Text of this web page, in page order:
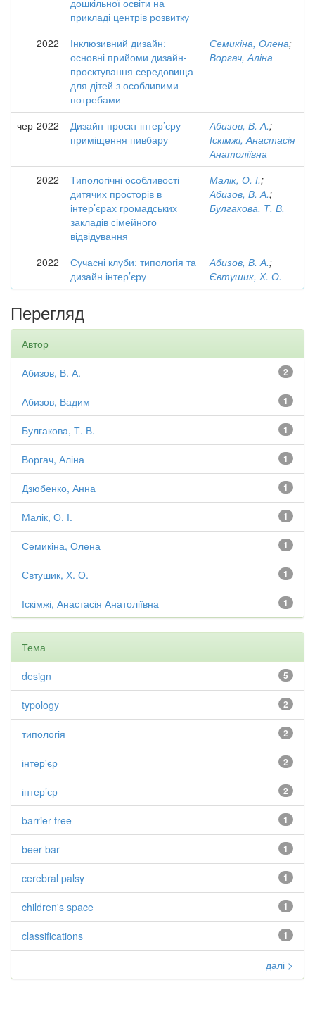
дошкільної освіти на
прикладі центрів розвитку
2022
Інклюзивний дизайн:
основні прийоми дизайн-
проєктування середовища
для дітей з особливими
потребами
Семикіна, Олена;
Воргач, Аліна
чер-2022
Дизайн-проєкт інтер’єру
приміщення пивбару
Абизов, В. А.;
Іскімжі, Анастасія
Анатоліївна
2022
Типологічні особливості
дитячих просторів в
інтер’єрах громадських
закладів сімейного
відвідування
Малік, О. І.;
Абизов, В. А.;
Булгакова, Т. В.
2022
Сучасні клуби: типологія та
дизайн інтер’єру
Абизов, В. А.;
Євтушик, Х. О.
Перегляд
Автор
2
Абизов, В. А.
1
Абизов, Вадим
1
Булгакова, Т. В.
1
Воргач, Аліна
1
Дзюбенко, Анна
1
Малік, О. І.
1
Семикіна, Олена
1
Євтушик, Х. О.
1
Іскімжі, Анастасія Анатоліївна
Тема
5
design
2
typology
2
типологія
2
інтер'єр
2
інтер’єр
1
barrier-free
1
beer bar
1
cerebral palsy
1
children's space
1
classifications
далі >